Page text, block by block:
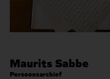
Maurits Sabbe
Persoonsarchief